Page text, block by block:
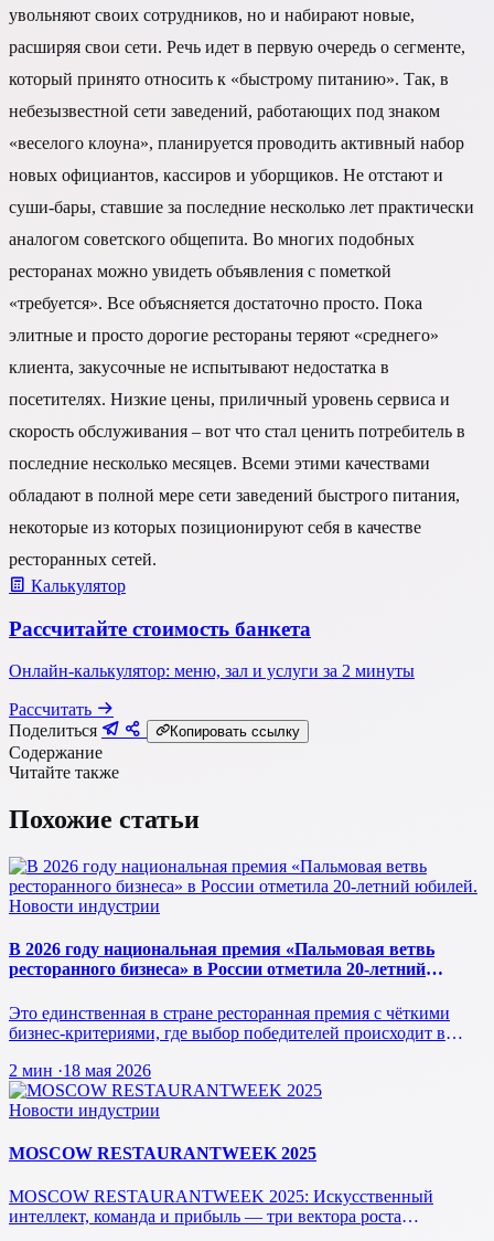
увольняют своих сотрудников, но и набирают новые,
расширяя свои сети. Речь идет в первую очередь о сегменте,
который принято относить к «быстрому питанию». Так, в
небезызвестной сети заведений, работающих под знаком
«веселого клоуна», планируется проводить активный набор
новых официантов, кассиров и уборщиков. Не отстают и
суши-бары, ставшие за последние несколько лет практически
аналогом советского общепита. Во многих подобных
ресторанах можно увидеть объявления с пометкой
«требуется». Все объясняется достаточно просто. Пока
элитные и просто дорогие рестораны теряют «среднего»
клиента, закусочные не испытывают недостатка в
посетителях. Низкие цены, приличный уровень сервиса и
скорость обслуживания – вот что стал ценить потребитель в
последние несколько месяцев. Всеми этими качествами
обладают в полной мере сети заведений быстрого питания,
некоторые из которых позиционируют себя в качестве
ресторанных сетей.
Калькулятор
Рассчитайте стоимость банкета
Онлайн-калькулятор: меню, зал и услуги за 2 минуты
Рассчитать
Поделиться
Копировать ссылку
Содержание
Читайте также
Похожие статьи
Новости индустрии
В 2026 году национальная премия «Пальмовая ветвь
ресторанного бизнеса» в России отметила 20-летний
Это единственная в стране ресторанная премия с чёткими
бизнес-критериями, где выбор победителей происходит в
2 мин ·18 мая 2026
Новости индустрии
MOSCOW RESTAURANTWEEK 2025
MOSCOW RESTAURANTWEEK 2025: Искусственный
интеллект, команда и прибыль — три вектора роста